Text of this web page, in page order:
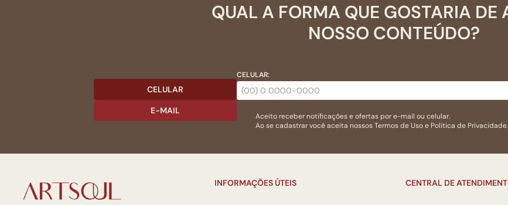
QUAL A FORMA QUE GOSTARIA DE
NOSSO CONTEÚDO?
CELULAR
E-MAIL
CELULAR:
Aceito receber notificações e ofertas por e-mail ou celular.
Ao se cadastrar você aceita nossosTermos de Usoe Politica de Privacidade.
INFORMAÇÕES ÚTEIS CENTRAL DE